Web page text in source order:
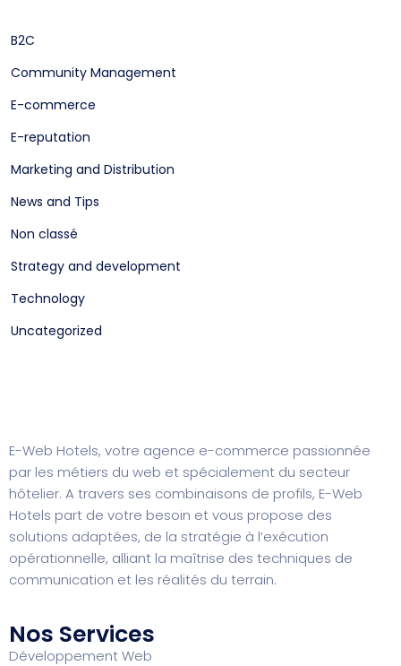
B2C
Community Management
E-commerce
E-reputation
Marketing and Distribution
News and Tips
Non classé
Strategy and development
Technology
Uncategorized
E-Web Hotels, votre agence e-commerce passionnée
par les métiers du web et spécialement du secteur
hôtelier. A travers ses combinaisons de profils, E-Web
Hotels part de votre besoin et vous propose des
solutions adaptées, de la stratégie à l’exécution
opérationnelle, alliant la maîtrise des techniques de
communication et les réalités du terrain.
Nos Services
Développement Web